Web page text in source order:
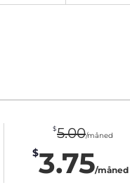
$5.00/måned
$3.75/måned